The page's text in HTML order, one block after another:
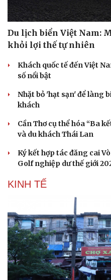
Du lịch biển Việt Nam:
khỏi lợi thế tự nhiên
Khách quốc tế đến Việt
số nổi bật
Nhặt bỏ 'hạt sạn' để làng
khách
Cần Thơ cụ thể hóa “Ba
và du khách Thái Lan
Ký kết hợp tác đăng cai
Golf nghiệp dư thế giới
KINH TẾ